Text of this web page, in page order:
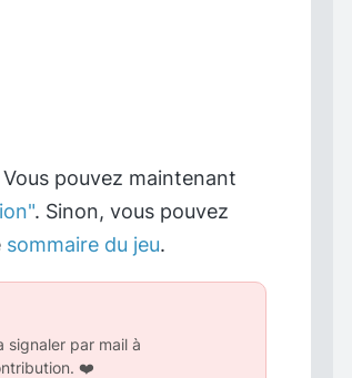
pouvez maintenant
. Sinon, vous pouvez
sommaire du jeu.
signaler par mail à
❤️